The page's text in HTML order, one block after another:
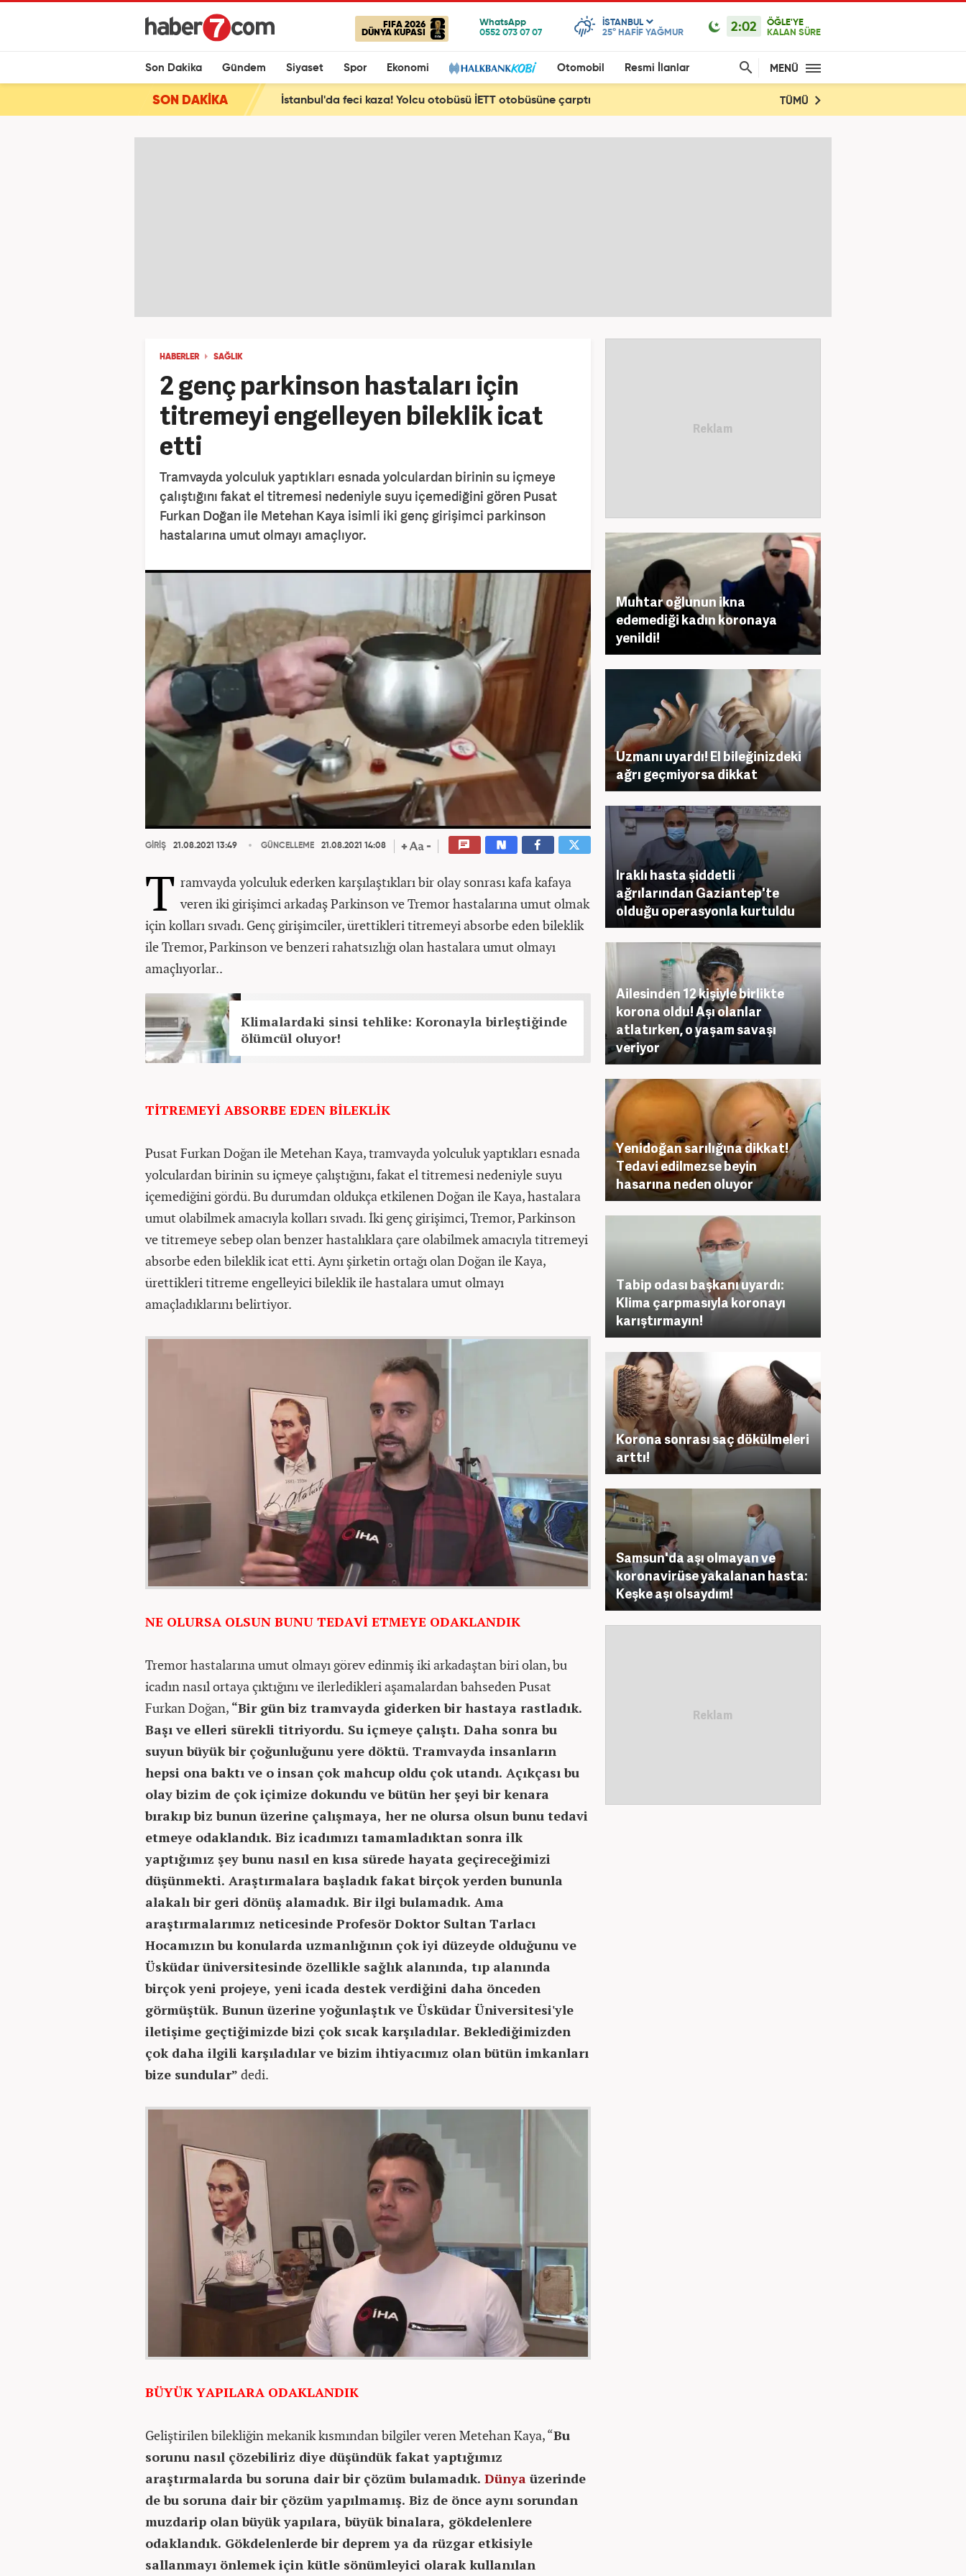
FIFA 2026
DÜNYA KUPASI
ISTANBUL
25° HAFİF YAĞMUR 2:02
ÖĞLE'YE
KALAN SÜRE
Son Dakika Gündem Siyaset Spor Ekonomi Otomobil Resmi İlanlar MENÜ
SON DAKİKA İstanbul'da feci kaza! Yolcu otobüsü İETT otobüsüne çarptı TÜMÜ
HABERLER SAĞLIK
2 genç parkinson hastaları için
titremeyi engelleyen bileklik icat
etti
Tramvayda yolculuk yaptıkları esnada yolculardan birinin su içmeye
çalıştığını fakat el titremesi nedeniyle suyu içemediğini gören Pusat
Furkan Doğan ile Metehan Kaya isimli iki genç girişimci parkinson
hastalarına umut olmayı amaçlıyor.
GİRİŞ 21.08.2021 13:49 GÜNCELLEME 21.08.2021 14:08
T ramvayda yolculuk ederken karşılaştıkları bir olay sonrası kafa kafaya
veren iki girişimci arkadaş Parkinson ve Tremor hastalarına umut olmak
için kolları sıvadı. Genç girişimciler, ürettikleri titremeyi absorbe eden bileklik
ile Tremor, Parkinson ve benzeri rahatsızlığı olan hastalara umut olmayı
amaçlıyorlar..
Klimalardaki sinsi tehlike: Koronayla birleştiğinde
ölümcül oluyor!
TİTREMEYİ ABSORBE EDEN BİLEKLİK
Pusat Furkan Doğan ile Metehan Kaya, tramvayda yolculuk yaptıkları esnada
yolculardan birinin su içmeye çalıştığını, fakat el titremesi nedeniyle suyu
içemediğini gördü. Bu durumdan oldukça etkilenen Doğan ile Kaya, hastalara
umut olabilmek amacıyla kolları sıvadı. İki genç girişimci, Tremor, Parkinson
ve titremeye sebep olan benzer hastalıklara çare olabilmek amacıyla titremeyi
absorbe eden bileklik icat etti. Aynı şirketin ortağı olan Doğan ile Kaya,
ürettikleri titreme engelleyici bileklik ile hastalara umut olmayı
amaçladıklarını belirtiyor.
NE OLURSA OLSUN BUNU TEDAVİ ETMEYE ODAKLANDIK
Tremor hastalarına umut olmayı görev edinmiş iki arkadaştan biri olan, bu
icadın nasıl ortaya çıktığını ve ilerledikleri aşamalardan bahseden Pusat
Furkan Doğan, “Bir gün biz tramvayda giderken bir hastaya rastladık.
Başı ve elleri sürekli titriyordu. Su içmeye çalıştı. Daha sonra bu
suyun büyük bir çoğunluğunu yere döktü. Tramvayda insanların
hepsi ona baktı ve o insan çok mahcup oldu çok utandı. Açıkçası bu
olay bizim de çok içimize dokundu ve bütün her şeyi bir kenara
bırakıp biz bunun üzerine çalışmaya, her ne olursa olsun bunu tedavi
etmeye odaklandık. Biz icadımızı tamamladıktan sonra ilk
yaptığımız şey bunu nasıl en kısa sürede hayata geçireceğimizi
düşünmekti. Araştırmalara başladık fakat birçok yerden bununla
alakalı bir geri dönüş alamadık. Bir ilgi bulamadık. Ama
araştırmalarımız neticesinde Profesör Doktor Sultan Tarlacı
Hocamızın bu konularda uzmanlığının çok iyi düzeyde olduğunu ve
Üsküdar üniversitesinde özellikle sağlık alanında, tıp alanında
birçok yeni projeye, yeni icada destek verdiğini daha önceden
görmüştük. Bunun üzerine yoğunlaştık ve Üsküdar Üniversitesi'yle
iletişime geçtiğimizde bizi çok sıcak karşıladılar. Beklediğimizden
çok daha ilgili karşıladılar ve bizim ihtiyacımız olan bütün imkanları
bize sundular” dedi.
BÜYÜK YAPILARA ODAKLANDIK
Geliştirilen bilekliğin mekanik kısmından bilgiler veren Metehan Kaya, “Bu
sorunu nasıl çözebiliriz diye düşündük fakat yaptığımız
araştırmalarda bu soruna dair bir çözüm bulamadık. Dünya üzerinde
de bu soruna dair bir çözüm yapılmamış. Biz de önce aynı sorundan
muzdarip olan büyük yapılara, büyük binalara, gökdelenlere
odaklandık. Gökdelenlerde bir deprem ya da rüzgar etkisiyle
sallanmayı önlemek için kütle sönümleyici olarak kullanılan
Muhtar oğlunun ikna
edemediği kadın koronaya
yenildi!
Uzmanı uyardı! El bileğinizdeki
ağrı geçmiyorsa dikkat
Iraklı hasta şiddetli
ağrılarından Gaziantep'te
olduğu operasyonla kurtuldu
Ailesinden 12 kişiyle birlikte
korona oldu! Aşı olanlar
atlatırken, o yaşam savaşı
veriyor
Yenidoğan sarılığına dikkat!
Tedavi edilmezse beyin
hasarına neden oluyor
Tabip odası başkanı uyardı:
Klima çarpmasıyla koronayı
karıştırmayın!
Korona sonrası saç dökülmeleri
arttı!
Samsun'da aşı olmayan ve
koronavirüse yakalanan hasta:
Keşke aşı olsaydım!